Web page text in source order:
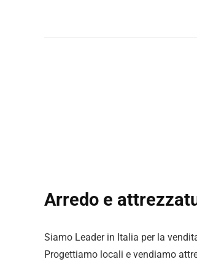
Arredo e
Siamo Leader in Italia per la
Progettiamo locali e vendiamo